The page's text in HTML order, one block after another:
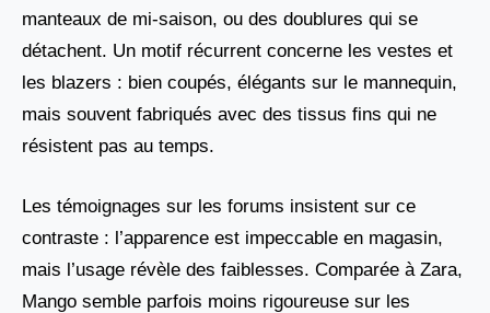
manteaux de mi-saison, ou des doublures qui se
détachent. Un motif récurrent concerne les vestes et
les blazers : bien coupés, élégants sur le mannequin,
mais souvent fabriqués avec des tissus fins qui ne
résistent pas au temps.
Les témoignages sur les forums insistent sur ce
contraste : l’apparence est impeccable en magasin,
mais l’usage révèle des faiblesses. Comparée à Zara,
Mango semble parfois moins rigoureuse sur les